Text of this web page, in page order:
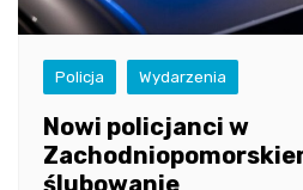
Policja Wydarzenia
Nowi policjanci w